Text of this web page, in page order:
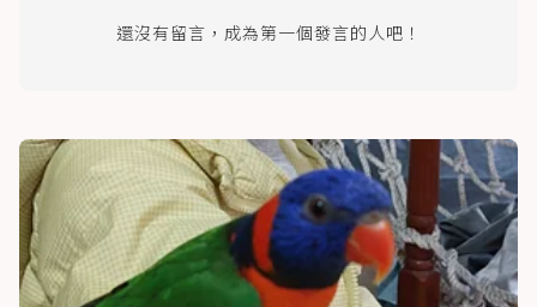
還沒有留言，成為第一個發言的人吧！